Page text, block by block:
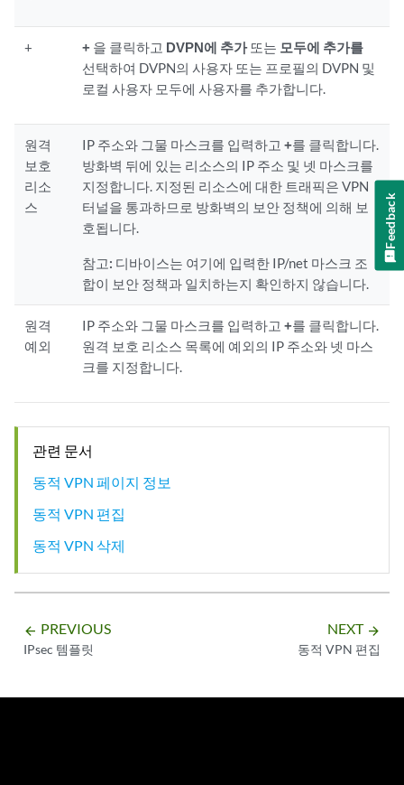
+ + 을 클릭하고 DVPN에 추가또는 모두에 추가를
선택하여 DVPN의 사용자 또는 프로필의 DVPN 및
로컬 사용자 모두에 사용자를 추가합니다.
원격
보호
리소
스
IP 주소와 그물 마스크를 입력하고+를 클릭합니다.
방화벽 뒤에 있는 리소스의 IP 주소 및 넷 마스크를
지정합니다. 지정된 리소스에 대한 트래픽은 VPN
터널을 통과하므로 방화벽의 보안 정책에 의해 보
호됩니다.
참고: 디바이스는 여기에 입력한 IP/net 마스크 조
합이 보안 정책과 일치하는지 확인하지 않습니다.
원격
예외
IP 주소와 그물 마스크를 입력하고+를 클릭합니다.
원격 보호 리소스 목록에 예외의 IP 주소와 넷 마스
크를 지정합니다.
관련 문서
동적 VPN 페이지 정보
동적 VPN 편집
동적 VPN 삭제
arrow_backward PREVIOUS
IPsec 템플릿
NEXT arrow_forward
동적 VPN 편집
Feedback